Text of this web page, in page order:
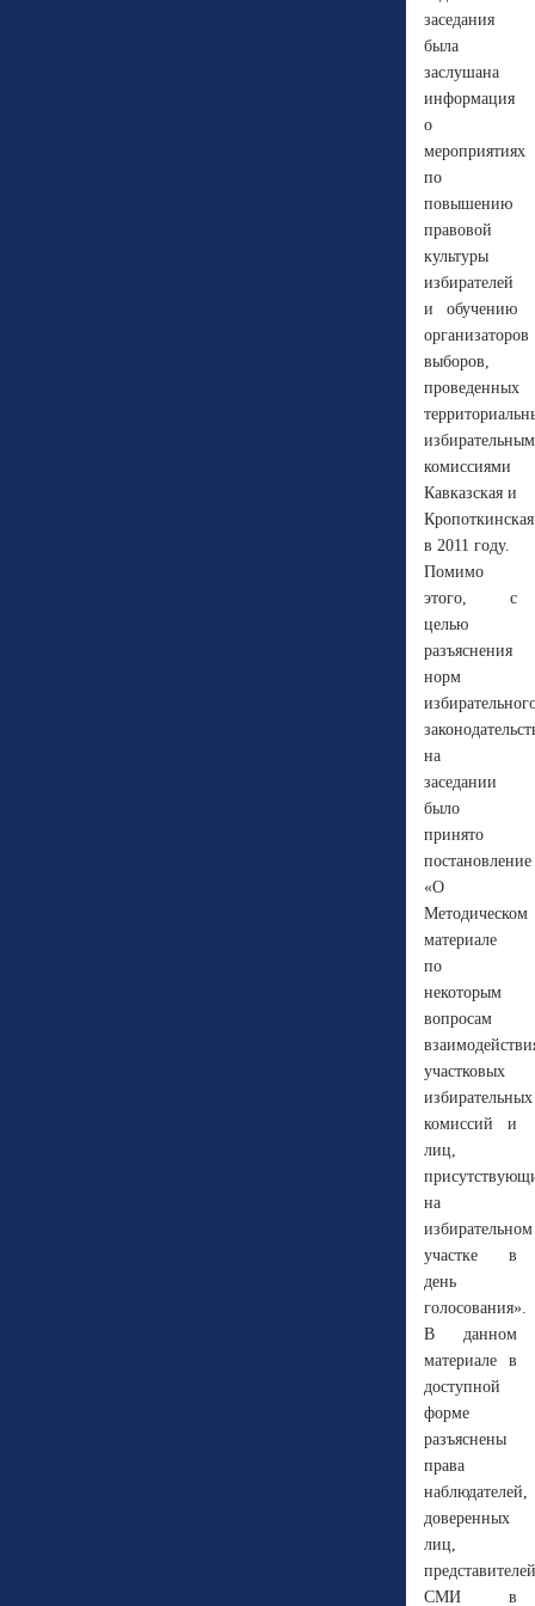
заседания
была
заслушана
информация
о
мероприятиях
по
повышению
правовой
культуры
избирателей
и обучению
организаторов
выборов,
проведенных
комиссиями
Кавказская и
Кропоткинская
в 2011 году.
Помимо
этого, с
целью
разъяснения
норм
на
заседании
было
принято
постановление
«О
Методическом
материале
по
некоторым
вопросам
участковых
избирательных
комиссий и
лиц,
на
избирательном
участке в
день
голосования».
В данном
материале в
доступной
форме
разъяснены
права
наблюдателей,
доверенных
лиц,
представителей
СМИ в